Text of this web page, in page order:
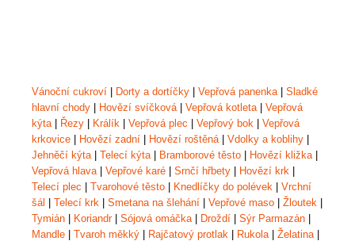
Vánoční cukroví Dorty a dortíčky Vepřová panenka| Sladké
hlavní chody
Hovězí svíčková| Vepřová kotleta| Vepřová
kýta| Řezy Králík Vepřová plec Vepřový bok
Vepřová
krkovice
Hovězí zadní Hovězí roštěná| Vdolky a koblihy
Jehněčí kýta| Telecí kýta| Bramborové těsto Hovězí kližka|
Vepřová hlava| Vepřové karé Srnčí hřbety Hovězí krk
Telecí plec
Tvarohové těsto Knedlíčky do polévek
Vrchní
šál
Telecí krk Smetana na šlehání Vepřové maso Žloutek
Tymián
Koriandr| Sójová omáčka| Droždí Sýr Parmazán
Mandle
Tvaroh měkký Rajčatový protlak Rukola| Želatina|